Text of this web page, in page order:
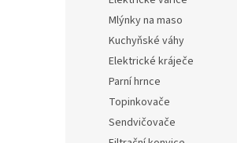
Mlýnky na maso
Kuchyňské váhy
Elektrické kráječe
Parní hrnce
Topinkovače
Sendvičovače